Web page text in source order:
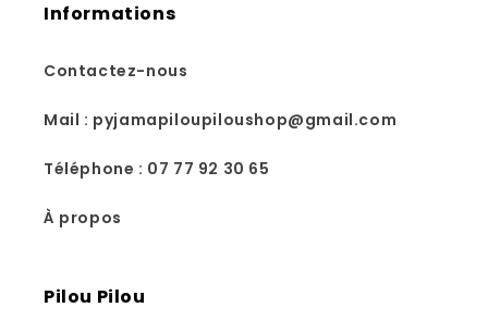
Informations
Contactez-nous
Mail : pyjamapiloupiloushop@gmail.com
Téléphone : 07 77 92 30 65
À propos
Pilou Pilou